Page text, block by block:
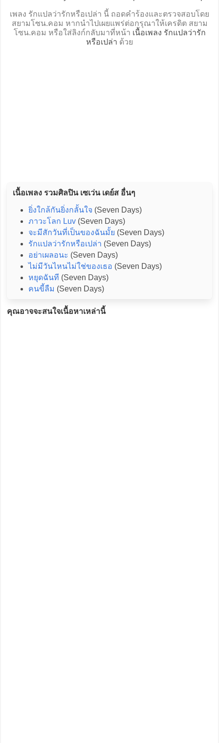
เพลง รักแปลว่ารักหรือเปล่า นี้ ถอดคำร้องและตรวจสอบโดย
สยามโซน.คอม หากนำไปเผยแพร่ต่อกรุณาให้เครดิต สยาม
โซน.คอม หรือใส่ลิงก์กลับมาที่หน้า เนื้อเพลง รักแปลว่ารัก
หรือเปล่า ด้วย
เนื้อเพลง รวมศิลปิน เซเว่น เดย์ส อื่นๆ
ยิ่งใกล้กันยิ่งกลั้นใจ (Seven Days)
ภาวะโลก Luv(Seven Days)
จะมีสักวันที่เป็นของฉันมั้ย (Seven Days)
รักแปลว่ารักหรือเปล่า (Seven Days)
อย่าเผลอนะ (Seven Days)
ไม่มีวันไหนไม่ใช่ของเธอ (Seven Days)
หยุดฉันที (Seven Days)
คนขี้ลืม (Seven Days)
คุณอาจจะสนใจเนื้อหาเหล่านี้